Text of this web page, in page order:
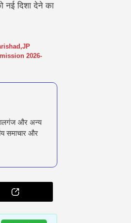
नई दिशा देने का
,JP
2026-
और अन्य
समाचार और